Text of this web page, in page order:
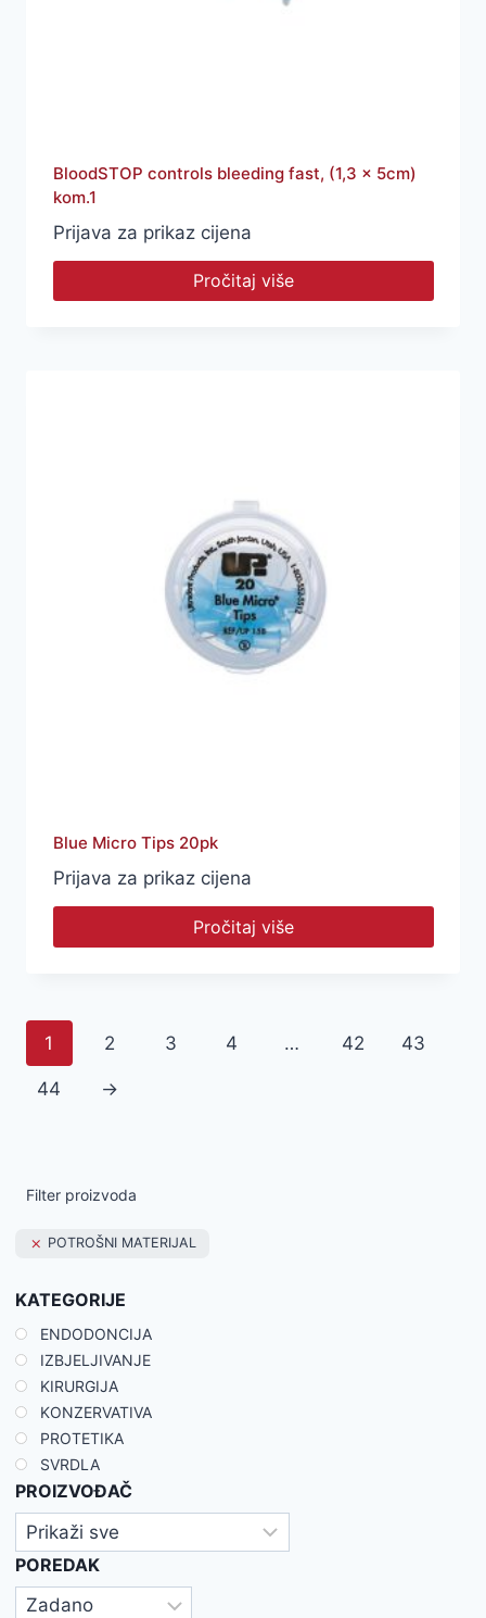
BloodSTOP controls bleeding fast, (1,3 x 5cm)
kom.1
Prijava za prikaz cijena
Pročitaj više
Blue Micro Tips 20pk
Prijava za prikaz cijena
Pročitaj više
1 2 3 4 … 42 43
44 →
Filter proizvoda
POTROŠNI MATERIJAL
KATEGORIJE
ENDODONCIJA
IZBJELJIVANJE
KIRURGIJA
KONZERVATIVA
PROTETIKA
SVRDLA
PROIZVOĐAČ
POREDAK